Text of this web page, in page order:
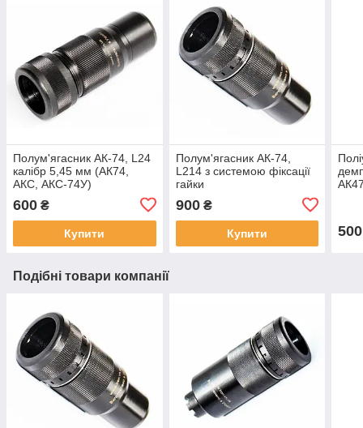
Полум'ягасник АК-74, L24
калібр 5,45 мм (АК74,
АКС, АКС-74У)
600 ₴
Купити
Полум'ягасник АК-74,
L214 з системою фіксації
гайки
900₴
Купити 500
Подібні товари компанії